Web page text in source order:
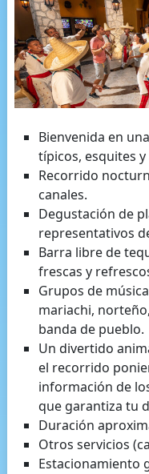
Bienvenida en
típicos, esquites
Recorrido
canales.
Degustación de
representativos
Barra libre de
frescas y
Grupos de
mariachi,
banda de pueblo.
Un divertido
el recorrido
información de
que garantiza tu
Duración
Otros servicios
Estacionamiento